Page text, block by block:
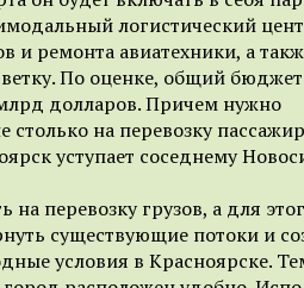
логистический
и ремонта авиатехники, а
По оценке, общий
долларов. Причем нужно
столько на перевозку
уступает соседнему
на перевозку грузов, а для
существующие потоки и
условия в Красноярске.